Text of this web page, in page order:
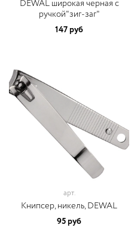
DEWAL широкая черная с
ручкой"зиг-заг"
147 руб
арт.
Книпсер, никель, DEWAL
95 руб